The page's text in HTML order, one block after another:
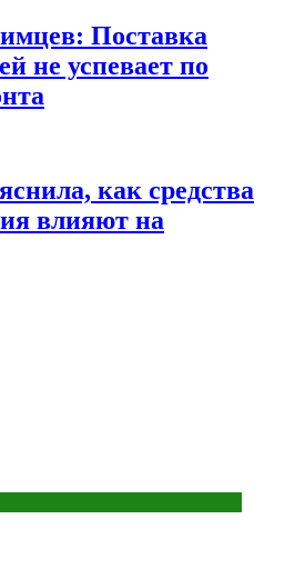
Поставка
не успевает по
как средства
влияют на